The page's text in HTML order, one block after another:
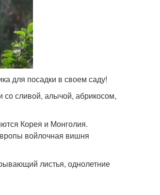
для посадки в своем саду!
со сливой, алычой, абрикосом,
Корея и Монголия.
войлочная вишня
листья, однолетние